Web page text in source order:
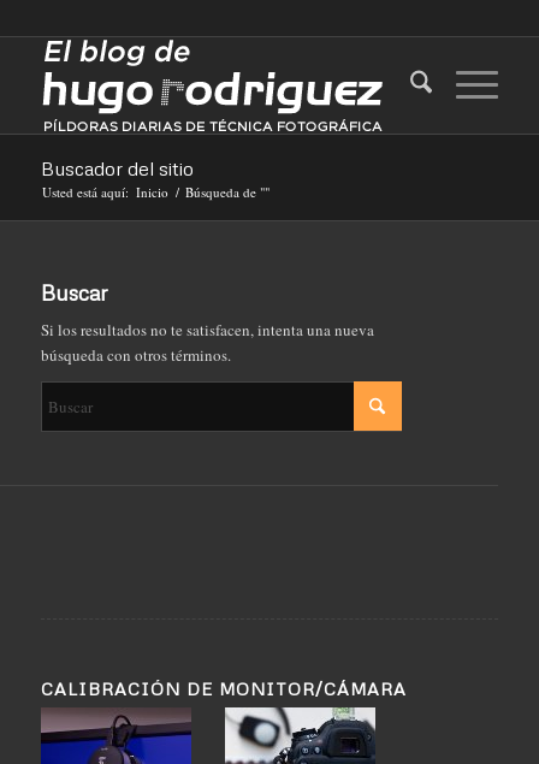
Buscador del sitio
Usted está aquí: Inicio / Búsqueda de ""
Buscar
Si los resultados no te satisfacen, intenta una nueva
búsqueda con otros términos.
CALIBRACIÓN DE MONITOR/CÁMARA